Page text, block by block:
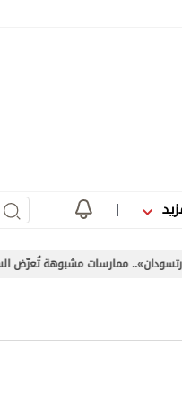
ممارسات مشبوهة تُعرّض السودان